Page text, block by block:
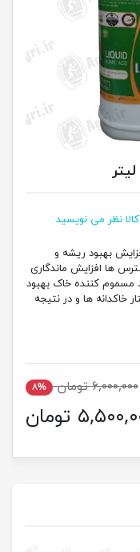
نظر می نویسید
در آب افزایش بهبود ریشه و
ها افزایش ماندگاری
کننده خاک بهبود
خاکدانه ها و در نتیجه
۶,۰۰۰,۰۰۰ تومان ۸%
تومان